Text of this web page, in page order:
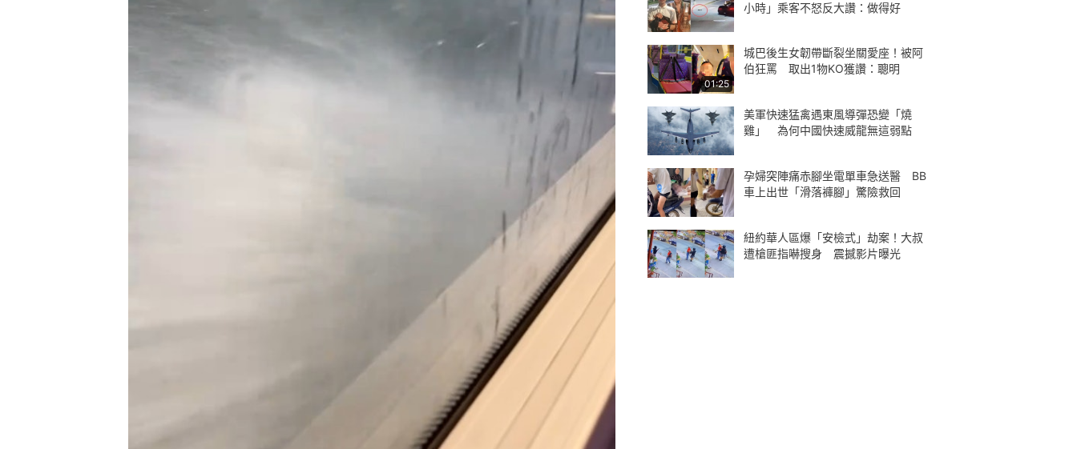
小時」乘客不怒反大讚：做得好
01:25
城巴後生女韌帶斷裂坐關愛座！被阿
伯狂罵 取出1物KO獲讚：聰明
美軍快速猛禽遇東風導彈恐變「燒
雞」 為何中國快速威龍無這弱點
孕婦突陣痛赤腳坐電單車急送醫 BB
車上出世「滑落褲腳」驚險救回
紐約華人區爆「安檢式」劫案！大叔
遭槍匪指嚇搜身 震撼影片曝光